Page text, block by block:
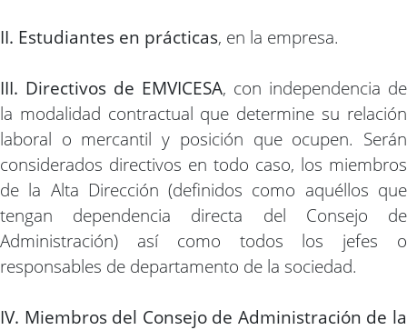
II. Estudiantes en prácticas, en la empresa.
III. Directivos de EMVICESA, con independencia de
la modalidad contractual que determine su relación
laboral o mercantil y posición que ocupen. Serán
considerados directivos en todo caso, los miembros
de la Alta Dirección (definidos como aquéllos que
tengan dependencia directa del Consejo de
Administración) así como todos los jefes o
responsables de departamento de la sociedad.
IV. Miembros del Consejo de Administración de la